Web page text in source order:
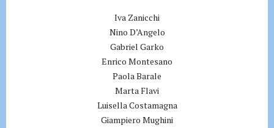
Iva Zanicchi
Nino D’Angelo
Gabriel Garko
Enrico Montesano
Paola Barale
Marta Flavi
Luisella Costamagna
Giampiero Mughini